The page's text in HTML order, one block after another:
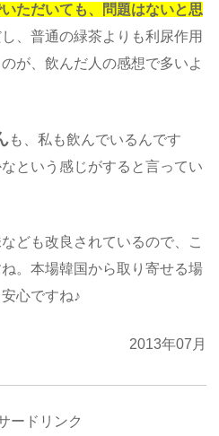
ただいても、問題はないと思
、普通の緑茶よりも利尿作用
が、飲んだ人の感想で多いよ
も、私も飲んでいるんです
という感じがすると言ってい
ども改良されているので、こ
。本場韓国から取り寄せる場
心ですね♪
2013年07月
ードリンク